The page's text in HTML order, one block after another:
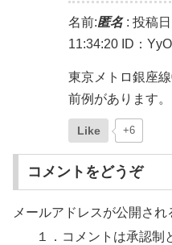
名前:匿名: 投稿
11:34:20 ID：
東京メトロ銀座
前例があります。
Like +6
コメントをどうぞ
メールアドレスが公開され
１．コメントは承認制